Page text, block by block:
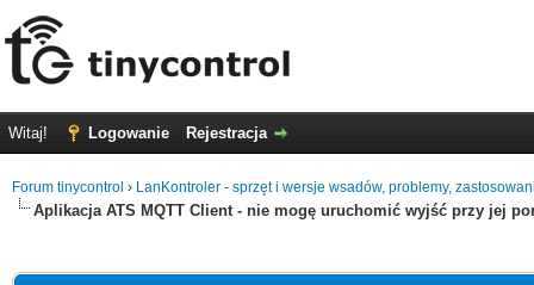
Witaj! Logowanie Rejestracja
Forum tinycontrol › LanKontroler - sprzęt i wersje wsadów, problemy,
Aplikacja ATS MQTT Client - nie mogę uruchomić wyjść przy jej